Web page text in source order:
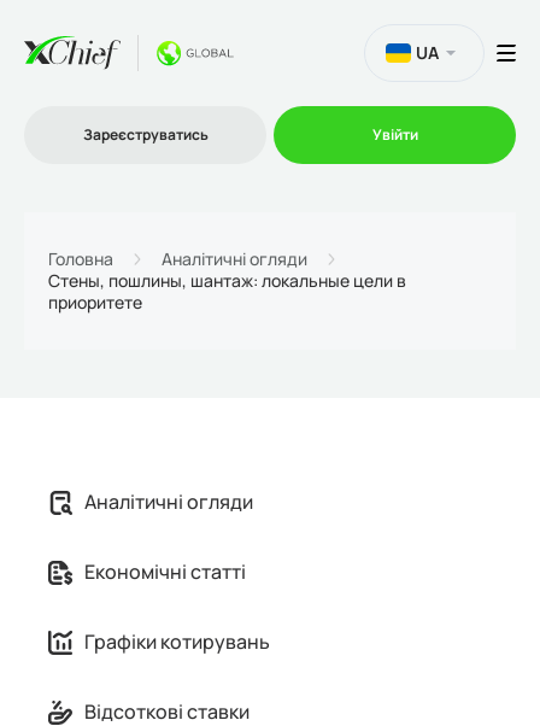
Платформи
UA
Зареєструватись Увійти
Головна
Аналітичні огляди
Стены, пошлины, шантаж: локальные цели в
приоритете
Аналітичні огляди
Економічні статті
Графіки котирувань
Відсоткові ставки